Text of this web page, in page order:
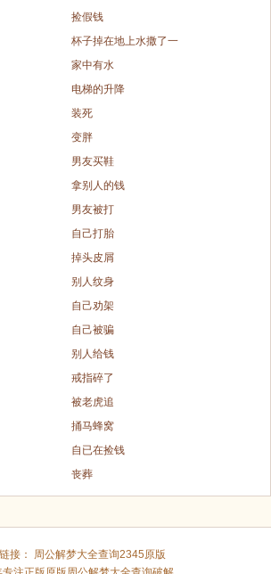
捡假钱
杯子掉在地上水撒了一
家中有水
电梯的升降
装死
变胖
男友买鞋
拿别人的钱
男友被打
自己打胎
掉头皮屑
别人纹身
自己劝架
自己被骗
别人给钱
戒指碎了
被老虎追
捅马蜂窝
自已在捡钱
丧葬
接：
周公解梦大全查询2345原版